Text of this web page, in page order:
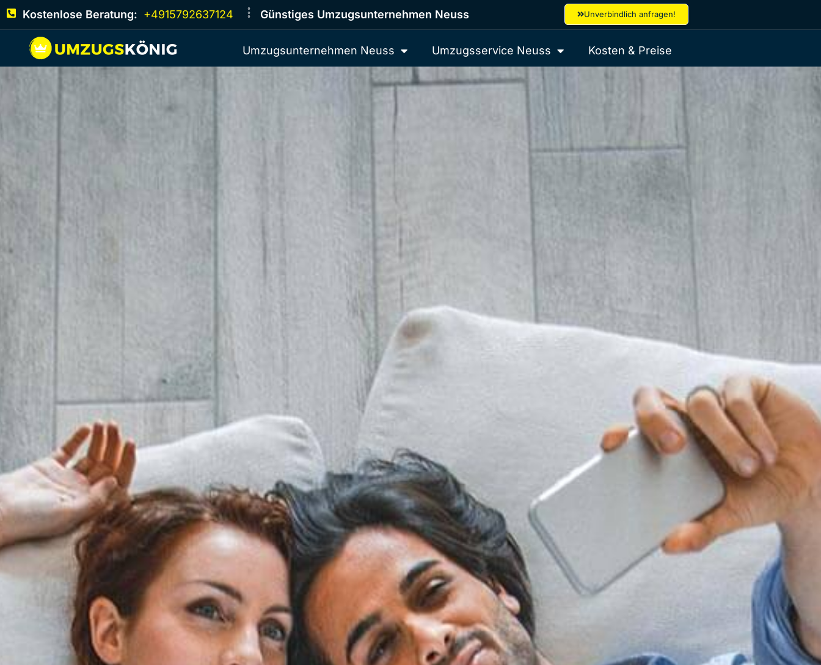
Kostenlose Beratung: +4915792637124 Günstiges Umzugsunternehmen Neuss Unverbindlich anfragen!
Umzugsunternehmen Neuss Umzugsservice Neuss Kosten & Preise